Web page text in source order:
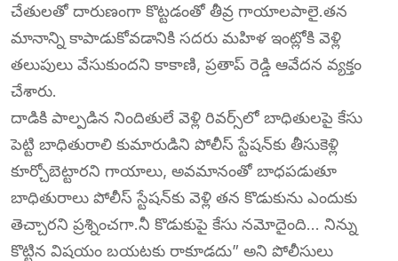
చేతులతో దారుణంగా కొట్టడంతో తీవ్ర గాయాలపాలై.తన
మానాన్ని కాపాడుకోవడానికి సదరు మహిళ ఇంట్లోకి వెళ్లి
తలుపులు వేసుకుందని కాకాణి, ప్రతాప్ రెడ్డి ఆవేదన వ్యక్తం
చేశారు.
దాడికి పాల్పడిన నిందితులే వెళ్లి రివర్స్‌లో బాధితులపై కేసు
పెట్టి బాధితురాలి కుమారుడిని పోలీస్ స్టేషన్‌కు తీసుకెళ్లి
కూర్చోబెట్టారని గాయాలు, అవమానంతో బాధపడుతూ
బాధితురాలు పోలీస్ స్టేషన్‌కు వెళ్లి తన కొడుకును ఎందుకు
తెచ్చారని ప్రశ్నించగా.నీ కొడుకుపై కేసు నమోదైంది… నిన్ను
కొట్టిన విషయం బయటకు రాకూడదు” అని పోలీసులు